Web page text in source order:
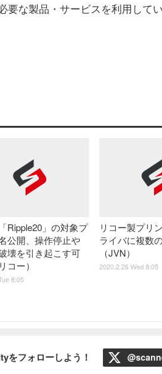
な製品・サービスを利用して
Ripple20」の対象プ
公開、操作停止や
壊を引き起こす可
コー）
8:05
リコー製プリ
ライバに複数
（JVN）
2020.2.26 Wed 8:05
をフォローしよう！